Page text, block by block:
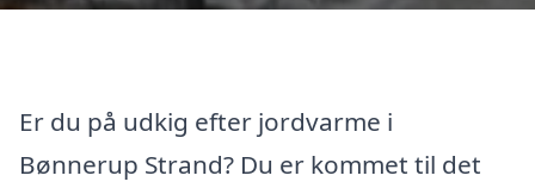
Er du på udkig efter jordvarme i
Bønnerup Strand? Du er kommet til det